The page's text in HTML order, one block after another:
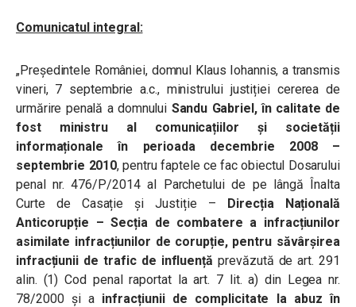
Comunicatul integral:
„Președintele României, domnul Klaus Iohannis, a transmis
vineri, 7 septembrie a.c., ministrului justiției cererea de
urmărire penală a domnului Sandu Gabriel, în calitate de
fost ministru al comunicațiilor și societății
informaționale în perioada decembrie 2008 –
septembrie 2010, pentru faptele ce fac obiectul Dosarului
penal nr. 476/P/2014 al Parchetului de pe lângă Înalta
Curte de Casație și Justiție – Direcția Națională
Anticorupție – Secția de combatere a infracțiunilor
asimilate infracțiunilor de corupție, pentru săvârșirea
infracțiunii de trafic de influență prevăzută de art. 291
alin. (1) Cod penal raportat la art. 7 lit. a) din Legea nr.
78/2000 și a infracțiunii de complicitate la abuz în